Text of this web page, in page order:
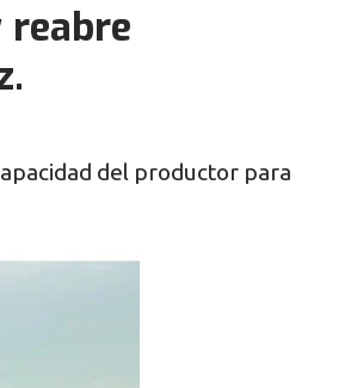
reabre
del productor para